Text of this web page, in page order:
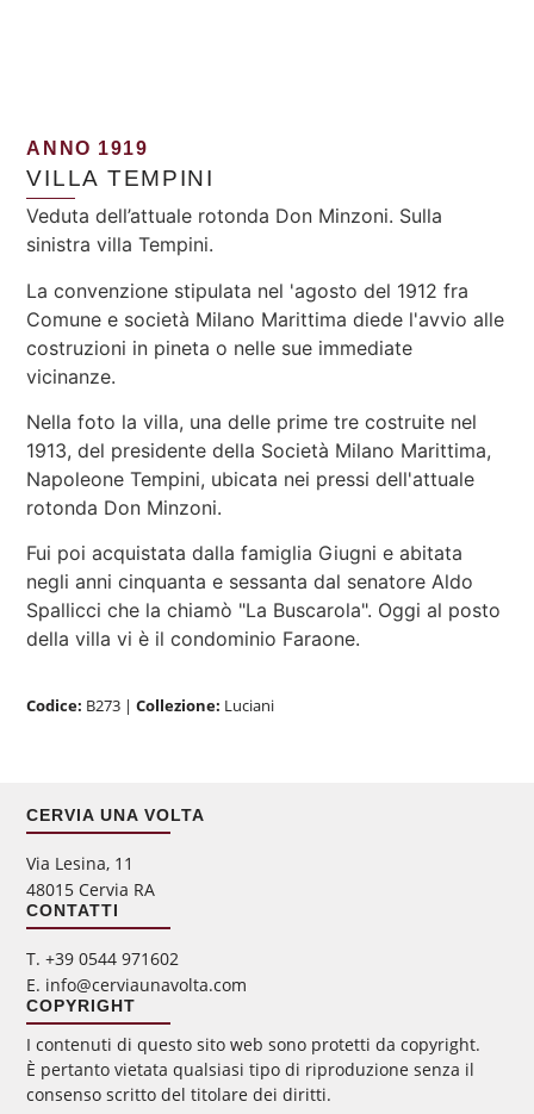
ANNO 1919
VILLA TEMPINI
Veduta dell’attuale rotonda Don Minzoni. Sulla
sinistra villa Tempini.
La convenzione stipulata nel 'agosto del 1912 fra
Comune e società Milano Marittima diede l'avvio alle
costruzioni in pineta o nelle sue immediate
vicinanze.
Nella foto la villa, una delle prime tre costruite nel
1913, del presidente della Società Milano Marittima,
Napoleone Tempini, ubicata nei pressi dell'attuale
rotonda Don Minzoni.
Fui poi acquistata dalla famiglia Giugni e abitata
negli anni cinquanta e sessanta dal senatore Aldo
Spallicci che la chiamò "La Buscarola". Oggi al posto
della villa vi è il condominio Faraone.
Codice: B273 |Collezione: Luciani
CERVIA UNA VOLTA
Via Lesina, 11
48015 Cervia RA
CONTATTI
‭T. +39 0544 971602
E. info@cerviaunavolta.com
COPYRIGHT
I contenuti di questo sito web sono protetti da copyright.
È pertanto vietata qualsiasi tipo di riproduzione senza il
consenso scritto del titolare dei diritti.